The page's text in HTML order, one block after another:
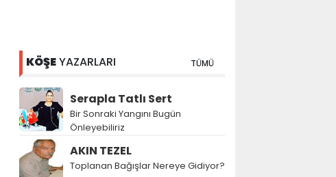
KÖŞEYAZARLARI TÜMÜ
Serapla Tatlı Sert
Bir Sonraki Yangını Bugün
Önleyebiliriz
AKIN TEZEL
Toplanan Bağışlar Nereye Gidiyor?